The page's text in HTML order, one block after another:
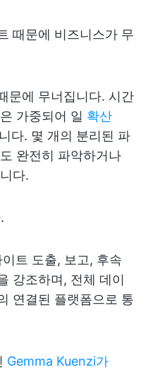
때문에 비즈니스가 무
문에 무너집니다. 시간
가중되어 일 확산
다. 몇 개의 분리된 파
완전히 파악하거나
다.
트 도출, 보고, 후속
강조하며, 전체 데이
연결된 플랫폼으로 통
Gemma Kuenzi가